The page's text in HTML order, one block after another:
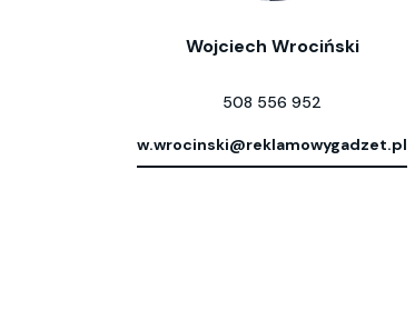
Wojciech Wrociński
508 556 952
w.wrocinski@reklamowygadzet.pl